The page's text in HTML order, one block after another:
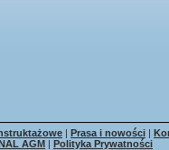
| Prasa i nowości |
AGM | Polityka Prywatności